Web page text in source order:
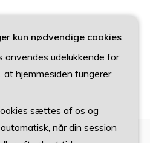
kun nødvendige cookies
anvendes udelukkende for
at hjemmesiden fungerer
sættes af os og
når din session